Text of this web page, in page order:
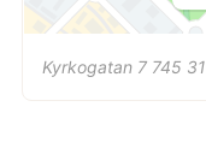
Kyrkogatan 7 745 31